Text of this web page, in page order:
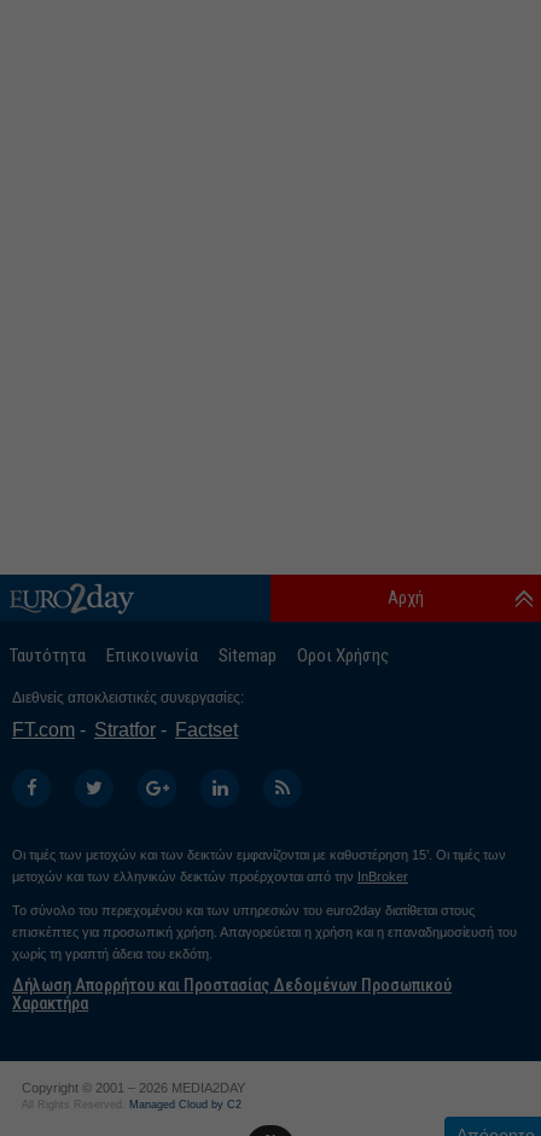
Ταυτότητα Επικοινωνία Sitemap Οροι Χρήσης
Αρχή
Διεθνείς αποκλειστικές συνεργασίες:
FT.com Stratfor Factset
Οι τιμές των μετοχών και των δεικτών εμφανίζονται με καθυστέρηση 15’. Οι τιμές των
μετοχών και των ελληνικών δεικτών προέρχονται από την InBroker
Το σύνολο του περιεχομένου και των υπηρεσιών του euro2day διατίθεται στους
επισκέπτες για προσωπική χρήση. Απαγορεύεται η χρήση και η επαναδημοσίευσή του
χωρίς τη γραπτή άδεια του εκδότη.
Δήλωση Απορρήτου και Προστασίας Δεδομένων Προσωπικού
Χαρακτήρα
Copyright © 2001 – 2026 MEDIA2DAY
All Rights Reserved. Managed Cloud by C2